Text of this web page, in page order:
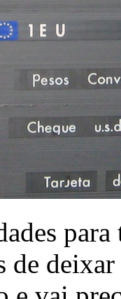
de